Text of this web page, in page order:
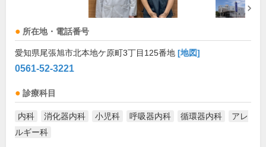
所在地・電話番号
愛知県尾張旭市北本地ケ原町3丁目125番地 [地図]
0561-52-3221
診療科目
内科 消化器内科 小児科 呼吸器内科 循環器内科
アレ
ルギー科